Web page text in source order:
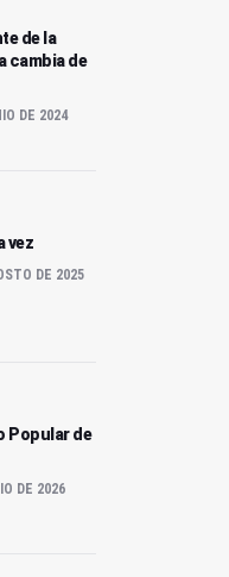
de la
cambia de
DE 2024
vez
DE 2025
Popular de
DE 2026